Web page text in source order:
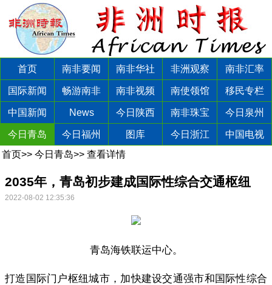
首页 南非要闻 南非华社 非洲观察 南非汇率
国际新闻 畅游南非 南非视频 南使领馆 移民专栏
中国新闻 News 今日陕西 南非珠宝 今日泉州
今日青岛 今日福州 图库 今日浙江
中国电视
首页>> 今日青岛>> 查看详情
2035年，青岛初步建成国际性综合交通枢纽
2022-08-02 12:35:36
青岛海铁联运中心。
打造国际门户枢纽城市，加快建设交通强市和国际性综合